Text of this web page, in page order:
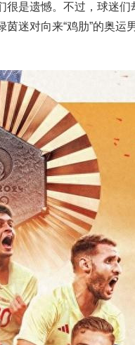
是遗憾。不过，球迷
迷对向来“鸡肋”的奥运